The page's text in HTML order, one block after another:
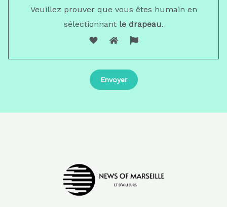
Veuillez prouver que vous êtes humain en
sélectionnantle drapeau.